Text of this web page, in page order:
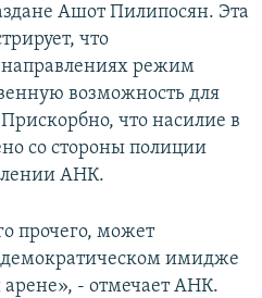
Ашот Пилипосян. Эта
что
режим
возможность для
что насилие в
со стороны полиции
АНК.
прочего, может
демократическом имидже
- отмечает АНК.